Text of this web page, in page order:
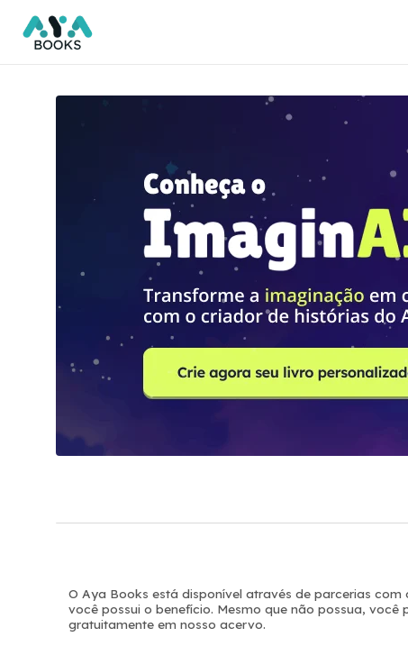
O Aya Books está disponível através de parcerias
você possui o benefício. Mesmo que não possua, você
gratuitamente em nosso acervo.